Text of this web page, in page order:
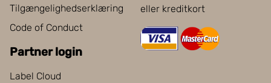
Tilgængelighedserklæring
Code of Conduct
Partner login
Label Cloud
eller kreditkort